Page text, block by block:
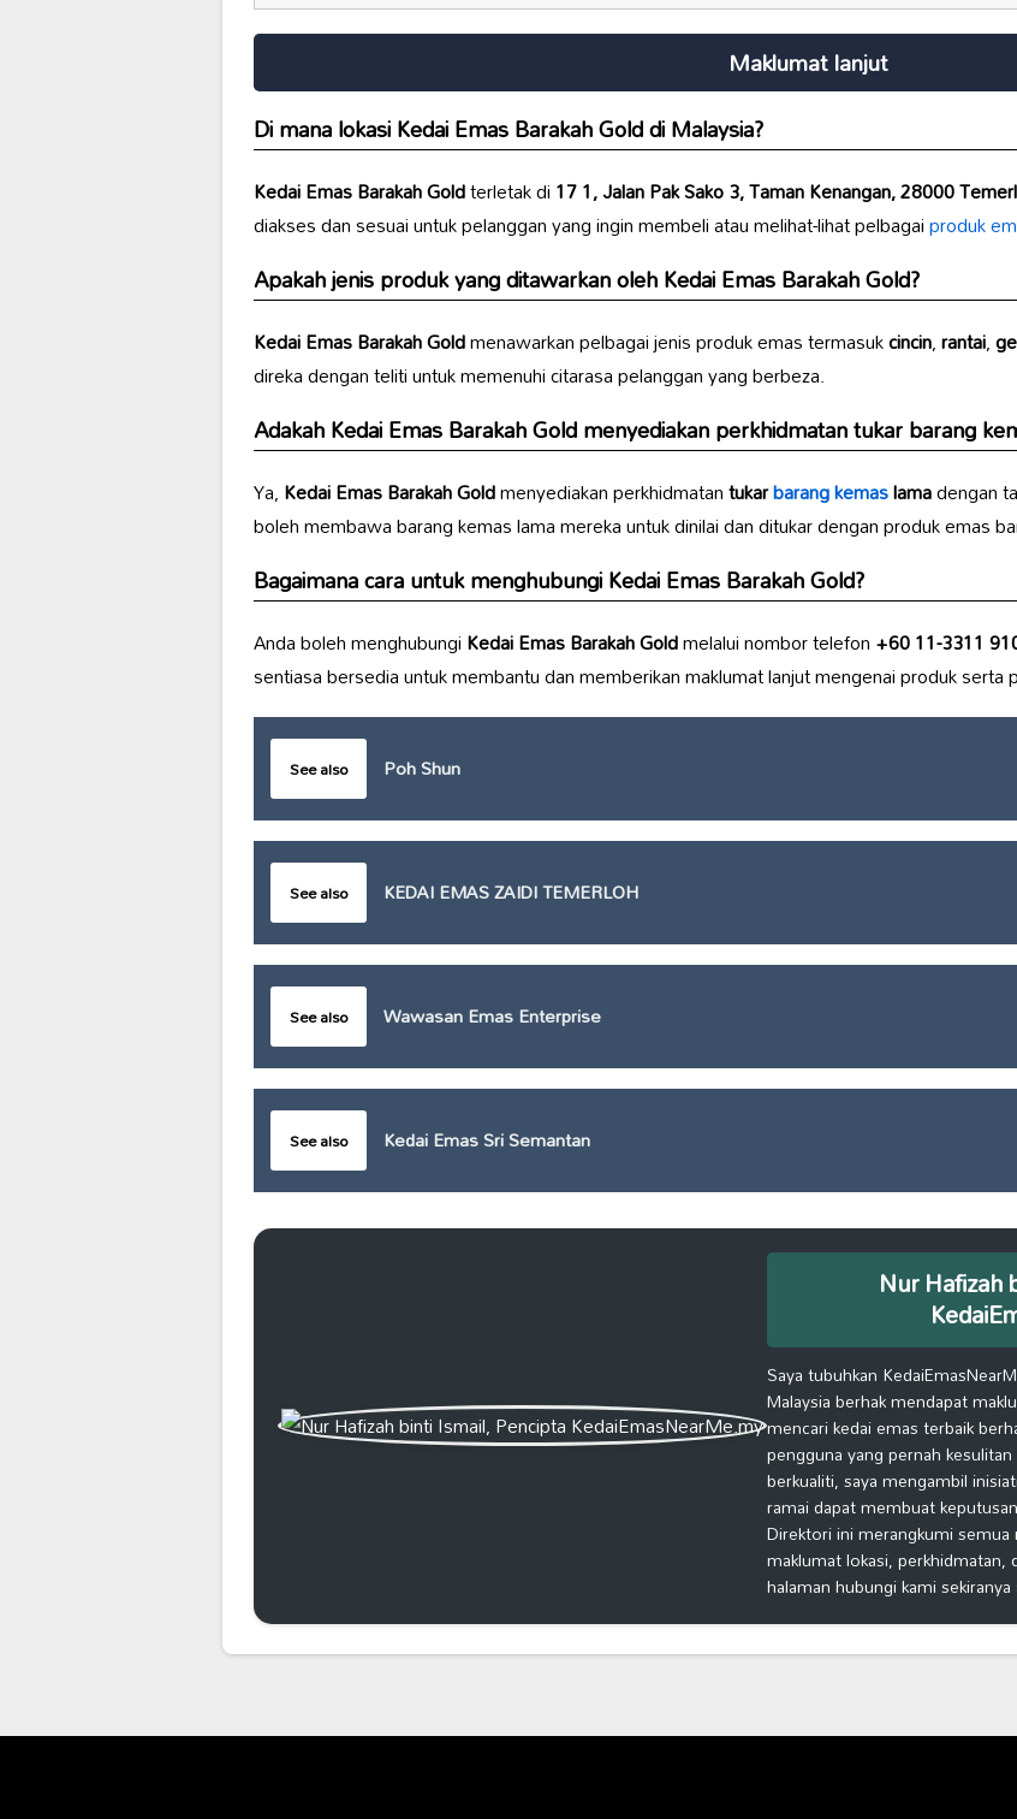
Maklumat lanjut
Di mana lokasiKedai Emas Barakah Golddi Malaysia?
Kedai Emas Barakah Goldterletak di17 1, Jalan Pak Sako 3, Taman Kenangan, 28000
diakses dan sesuai untuk pelanggan yang ingin membeli atau melihat-lihat pelbagaiproduk
Apakah jenis produk yang ditawarkan olehKedai Emas Barakah Gold?
Kedai Emas Barakah Goldmenawarkan pelbagai jenis produk emas termasukcincin,rantai,
direka dengan teliti untuk memenuhi citarasa pelanggan yang berbeza.
AdakahKedai Emas Barakah Goldmenyediakan perkhidmatan tukar barang
Ya,Kedai Emas Barakah Goldmenyediakan perkhidmatantukarbarang kemaslamadengan
boleh membawa barang kemas lama mereka untuk dinilai dan ditukar dengan produk emas
Bagaimana cara untuk menghubungiKedai Emas Barakah Gold?
Anda boleh menghubungiKedai Emas Barakah Goldmelalui nombor telefon+60 11-3311
sentiasa bersedia untuk membantu dan memberikan maklumat lanjut mengenai produk serta
See also Poh Shun
See also KEDAI EMAS ZAIDI TEMERLOH
See also Wawasan Emas Enterprise
See also Kedai Emas Sri Semantan
Nur Hafizah
Saya tubuhkan
Malaysia berhak mendapat
mencari kedai emas terbaik
pengguna yang pernah
berkualiti, saya mengambil
ramai dapat membuat
Direktori ini merangkumi semua
maklumat lokasi, perkhidmatan,
halaman hubungi kami